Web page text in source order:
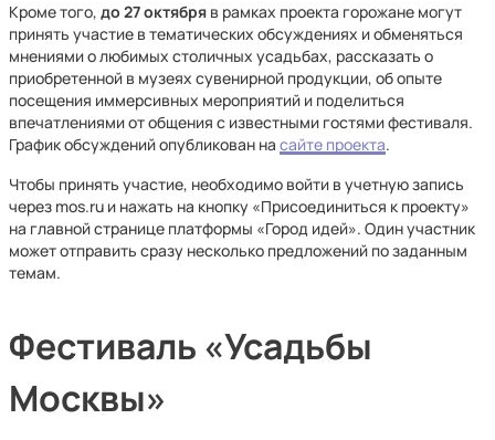
Кроме того, до 27 октября в рамках проекта горожане могут
принять участие в тематических обсуждениях и обменяться
мнениями о любимых столичных усадьбах, рассказать о
приобретенной в музеях сувенирной продукции, об опыте
посещения иммерсивных мероприятий и поделиться
впечатлениями от общения с известными гостями фестиваля.
График обсуждений опубликован на сайте проекта.
Чтобы принять участие, необходимо войти в учетную запись
через mos.ru и нажать на кнопку «Присоединиться к проекту»
на главной странице платформы «Город идей». Один участник
может отправить сразу несколько предложений по заданным
темам.
Фестиваль «Усадьбы
Москвы»